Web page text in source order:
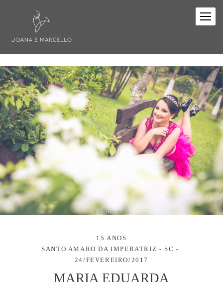
15 ANOS
SANTO AMARO DA IMPERATRIZ - SC
24/FEVEREIRO/2017
MARIA EDUARDA